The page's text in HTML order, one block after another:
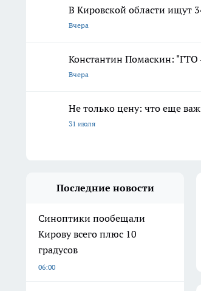
В Кировской области ищут
Вчера
Константин Помаскин: "ГТО
Вчера
Не только цену: что еще
31 июля
Последние новости
Синоптики пообещали
Кирову всего плюс 10
градусов
06:00